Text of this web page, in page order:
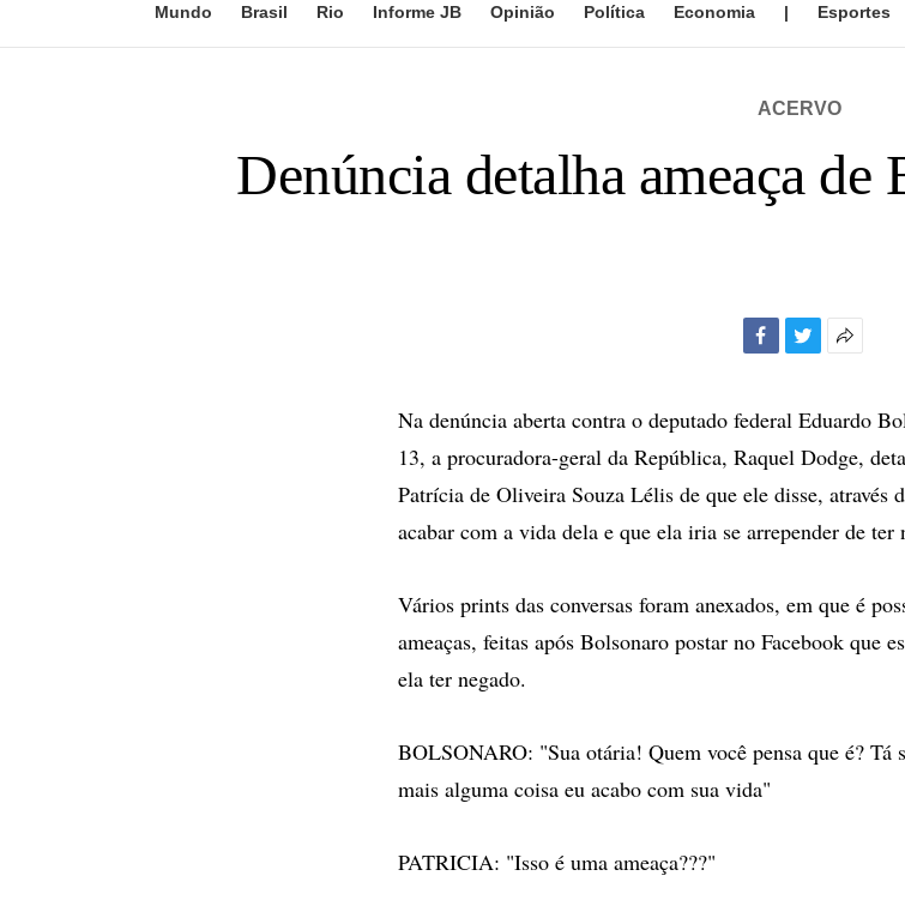
Mundo Brasil Rio Informe JB Opinião Política Economia | Esportes
ACERVO
Denúncia detalha ameaça
Na denúncia aberta contra o deputado federal Eduardo
13, a procuradora-geral da República, Raquel Dodge,
Patrícia de Oliveira Souza Lélis de que ele disse, através
acabar com a vida dela e que ela iria se arrepender de ter
Vários prints das conversas foram anexados, em que é
ameaças, feitas após Bolsonaro postar no Facebook que
ela ter negado.
BOLSONARO: "Sua otária! Quem você pensa que é? Tá
mais alguma coisa eu acabo com sua vida"
PATRICIA: "Isso é uma ameaça???"